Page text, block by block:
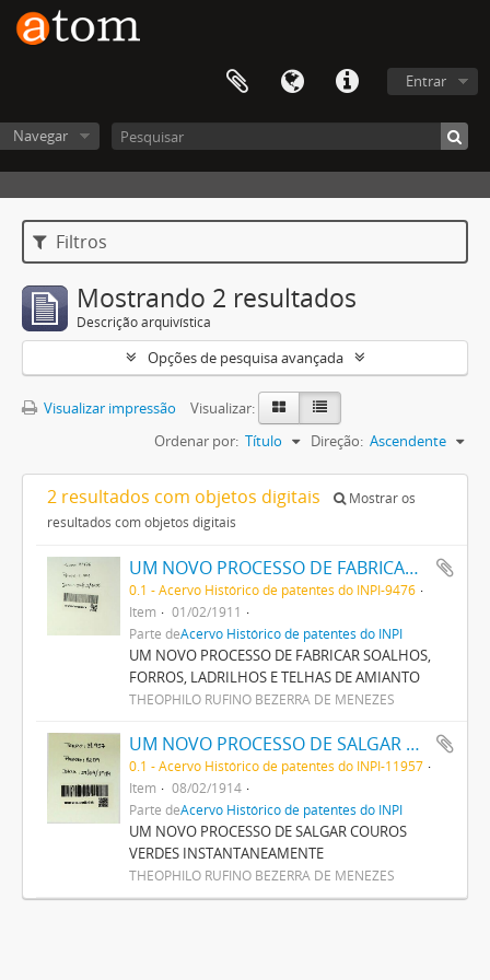
Entrar
Navegar
Filtros
Mostrando 2 resultados
Descrição arquivística
Opções de pesquisa avançada
Visualizar impressão
Visualizar:
Ordenar por: Título Direção: Ascendente
2 resultados com objetos digitais
Mostrar os
resultados com objetos digitais
UM NOVO PROCESSO DE FABRICAR SOALHOS, FORROS, LADRILHOS E TELHAS DE AMIANTO
0.1 - Acervo Histórico de patentes do INPI-9476
Item
01/02/1911
Parte deAcervo Histórico de patentes do INPI
UM NOVO PROCESSO DE FABRICAR SOALHOS,
FORROS, LADRILHOS E TELHAS DE AMIANTO
THEOPHILO RUFINO BEZERRA DE MENEZES
UM NOVO PROCESSO DE SALGAR COUROS VERDES INSTANTANEAMENTE
0.1 - Acervo Histórico de patentes do INPI-11957
Item
08/02/1914
Parte deAcervo Histórico de patentes do INPI
UM NOVO PROCESSO DE SALGAR COUROS
VERDES INSTANTANEAMENTE
THEOPHILO RUFINO BEZERRA DE MENEZES